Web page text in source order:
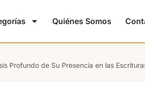
Quiénes Somos
Profundo de Su Presencia en las